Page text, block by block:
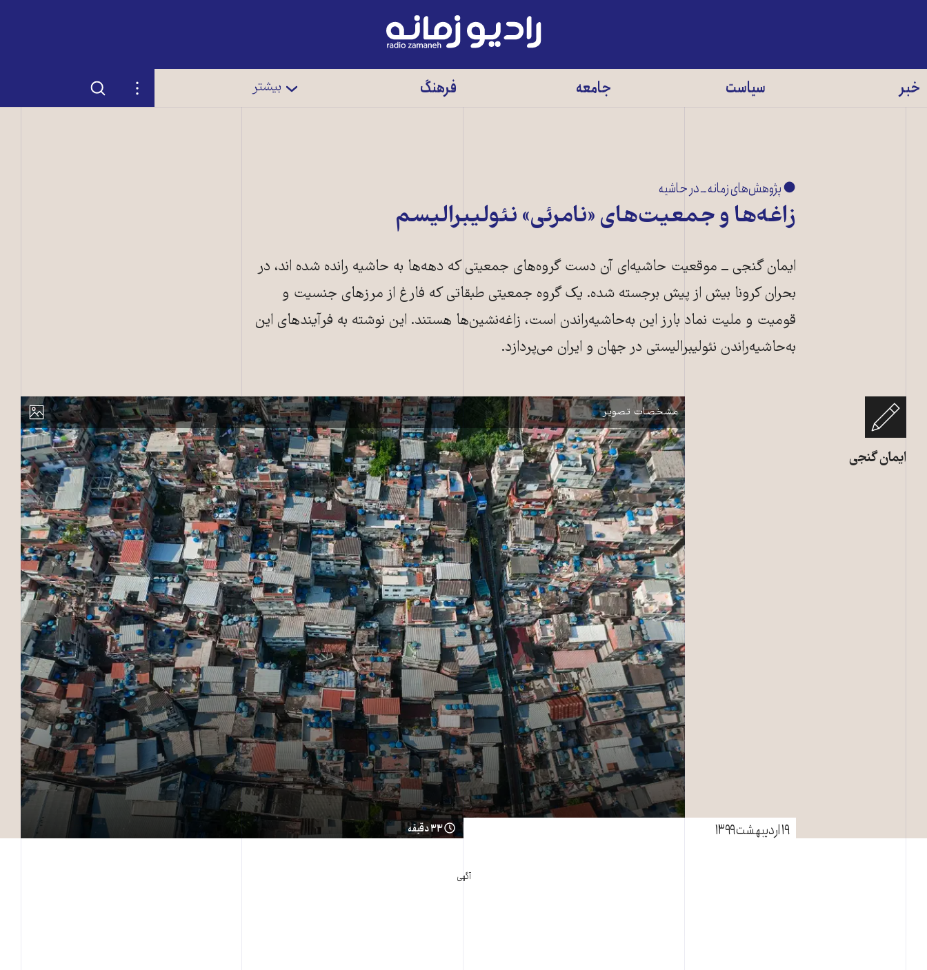
رادیو
زمانه
خبر سیاست جامعه فرهنگ بیشتر تنظیمات جستجو
● پژوهش‌های زمانه ــ در حاشیه
زاغه‌ها و جمعیت‌های «نامرئی» نئولیبرالیسم
ایمان گنجی ــ موقعیت حاشیه‌ای آن دست گروه‌های جمعیتی که دهه‌ها به حاشیه رانده شده اند،‌ در
بحران کرونا بیش از پیش برجسته شده. یک گروه جمعیتی طبقاتی که فارغ از مرزهای جنسیت و
قومیت و ملیت نماد بارز این به‌حاشیه‌راندن است، زاغه‌نشین‌ها هستند. این نوشته به فرآیندهای این
به‌حاشیه‌راندن نئولیبرالیستی در جهان و ایران می‌پردازد.
ایمان گنجی
نمایش
مشخصات تصویر
۱۹ اردیبهشت ۱۳۹۹ ۳۳ دقیقه
آگهی